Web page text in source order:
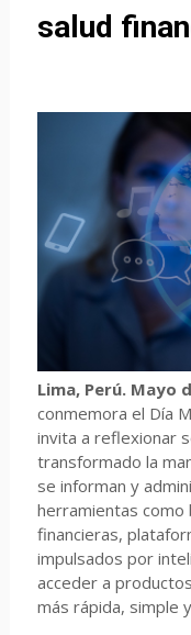
salud
Lima, Perú. Mayo
conmemora el Día
invita a reflexionar
transformado la
se informan y
herramientas como
financieras,
impulsados por
acceder a
más rápida, simple